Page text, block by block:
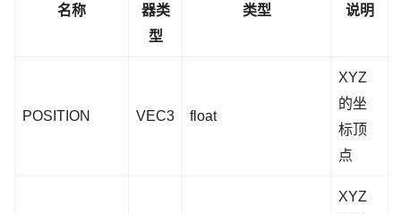
名称
器类
型
类型 说明
POSITION VEC3 float
XYZ
的坐
标顶
点
XYZ